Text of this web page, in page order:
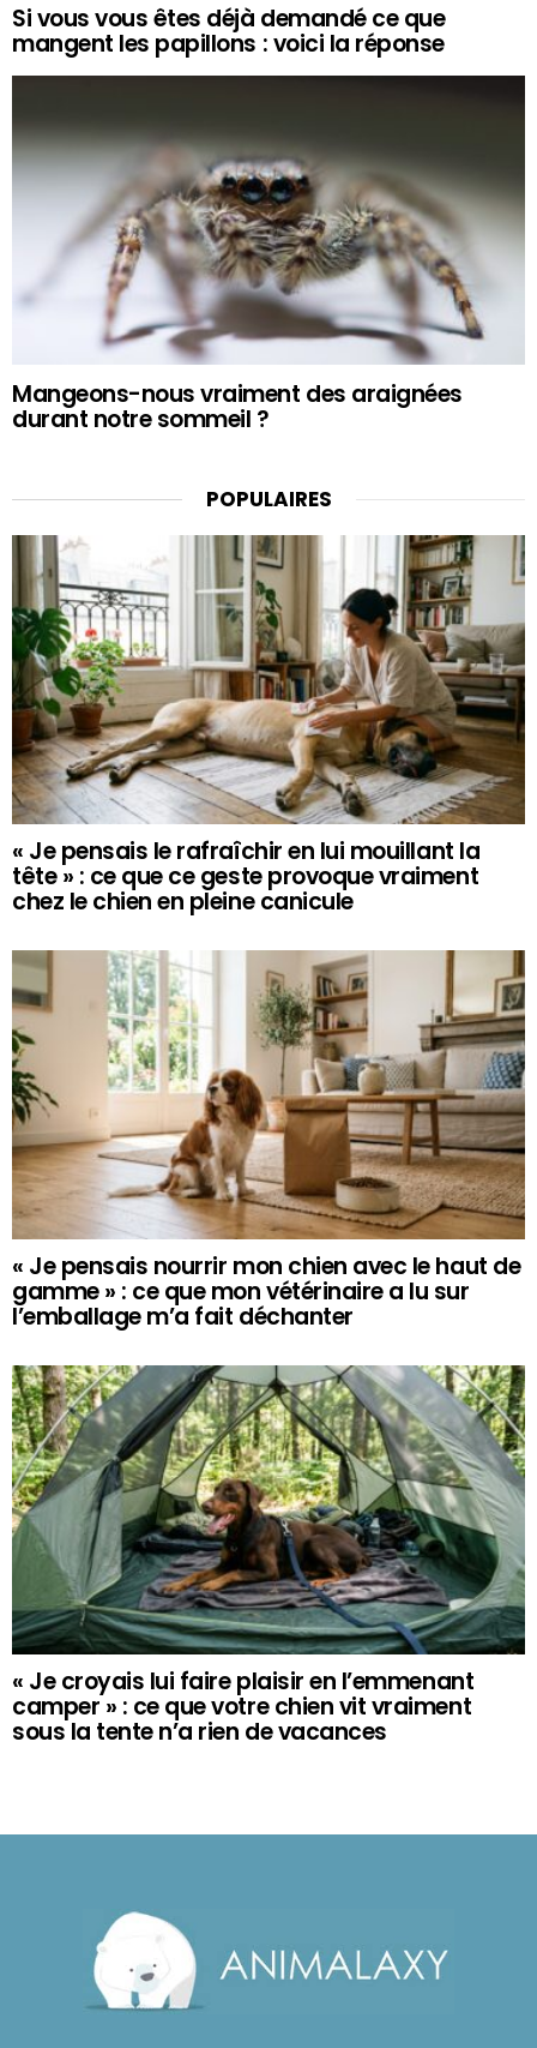
Si vous vous êtes déjà demandé ce que
mangent les papillons : voici la réponse
Mangeons-nous vraiment des araignées
durant notre sommeil ?
POPULAIRES
« Je pensais le rafraîchir en lui mouillant la
tête » : ce que ce geste provoque vraiment
chez le chien en pleine canicule
« Je pensais nourrir mon chien avec le haut de
gamme » : ce que mon vétérinaire a lu sur
l’emballage m’a fait déchanter
« Je croyais lui faire plaisir en l’emmenant
camper » : ce que votre chien vit vraiment
sous la tente n’a rien de vacances